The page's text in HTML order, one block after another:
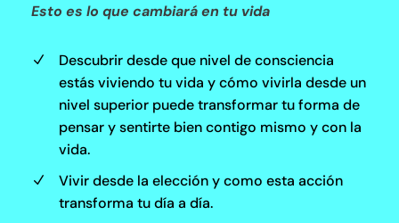
Esto es lo que cambiará en tu vida
N
Descubrir desde que nivel de consciencia
estás viviendo tu vida y cómo vivirla desde un
nivel superior puede transformar tu forma de
pensar y sentirte bien contigo mismo y con la
vida.
N
Vivir desde la elección y como esta acción
transforma tu día a día.